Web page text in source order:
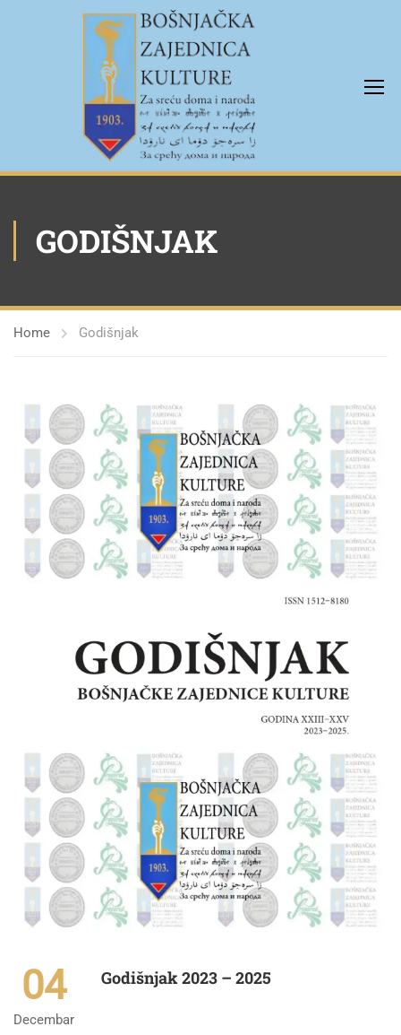
GODIŠNJAK
Home Godišnjak
04
Decembar
Godišnjak 2023 – 2025